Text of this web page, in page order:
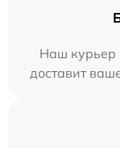
Наш курьер
доставит